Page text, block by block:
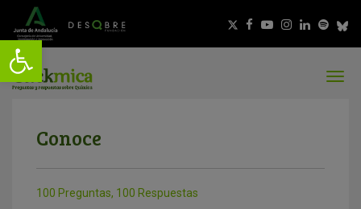
Conoce
100 Preguntas, 100 Respuestas